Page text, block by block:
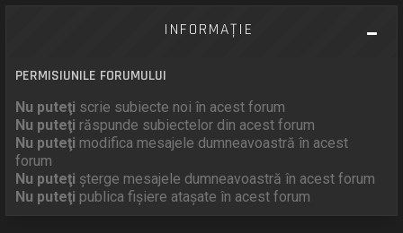
INFORMAŢIE
PERMISIUNILE FORUMULUI
Nu puteţi scrie subiecte noi în acest forum
Nu puteţi răspunde subiectelor din acest forum
Nu puteţi modifica mesajele dumneavoastră în acest
forum
Nu puteţi şterge mesajele dumneavoastră în acest forum
Nu puteţi publica fişiere ataşate în acest forum